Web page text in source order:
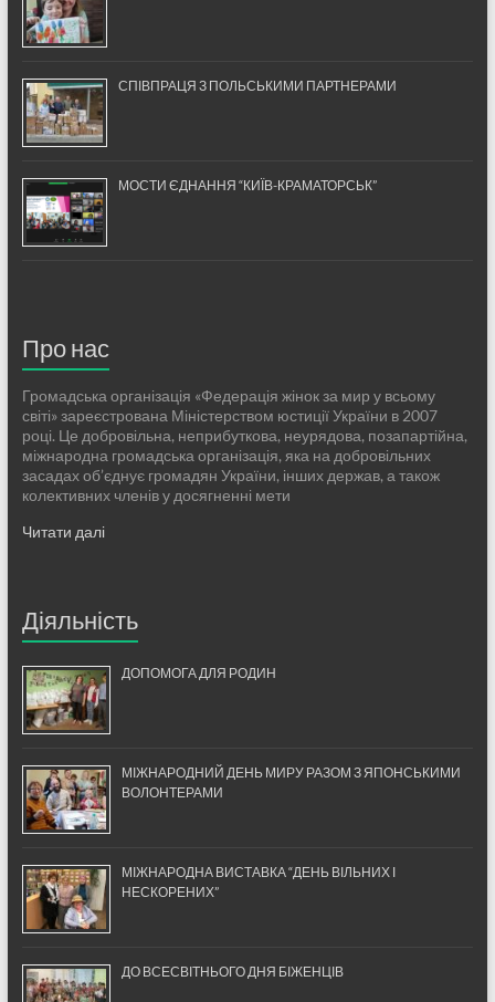
СПІВПРАЦЯ З ПОЛЬСЬКИМИ ПАРТНЕРАМИ
МОСТИ ЄДНАННЯ “КИЇВ-КРАМАТОРСЬК”
Про нас
Громадська організація «Федерація жінок за мир у всьому
світі» зареєстрована Міністерством юстиції України в 2007
році. Це добровільна, неприбуткова, неурядова, позапартійна,
міжнародна громадська організація, яка на добровільних
засадах об’єднує громадян України, інших держав, а також
колективних членів у досягненні мети
Читати далі
Діяльність
ДОПОМОГА ДЛЯ РОДИН
МІЖНАРОДНИЙ ДЕНЬ МИРУ РАЗОМ З ЯПОНСЬКИМИ
ВОЛОНТЕРАМИ
МІЖНАРОДНА ВИСТАВКА “ДЕНЬ ВІЛЬНИХ І
НЕСКОРЕНИХ”
ДО ВСЕСВІТНЬОГО ДНЯ БІЖЕНЦІВ